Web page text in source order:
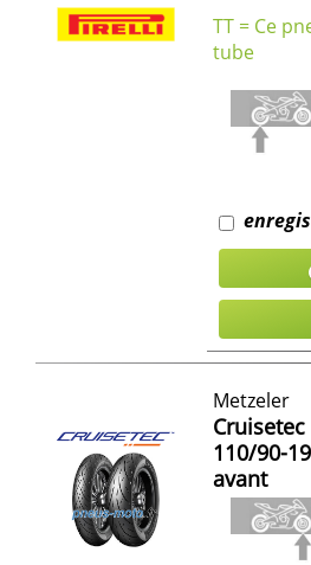
TT = Ce
tube
Metzeler
Cruisetec
110/90-19
avant